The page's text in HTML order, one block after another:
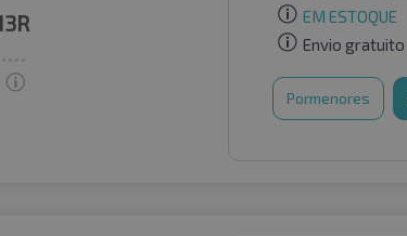
EM ESTOQUE
Envio gratuito
Pormenores